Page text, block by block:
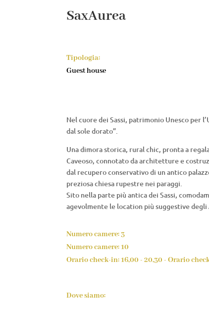
SaxAurea
Tipologia:
Guest house
Nel cuore dei Sassi, patrimonio Unesco per
dal sole dorato”.
Una dimora storica, rural chic, pronta a
Caveoso, connotato da architetture e
dal recupero conservativo di un antico
preziosa chiesa rupestre nei paraggi.
Sito nella parte più antica dei Sassi,
agevolmente le location più suggestive degli
Numero camere: 3
Numero camere: 10
Orario check-in: 16,00 - 20,30 - Orario
Dove siamo: